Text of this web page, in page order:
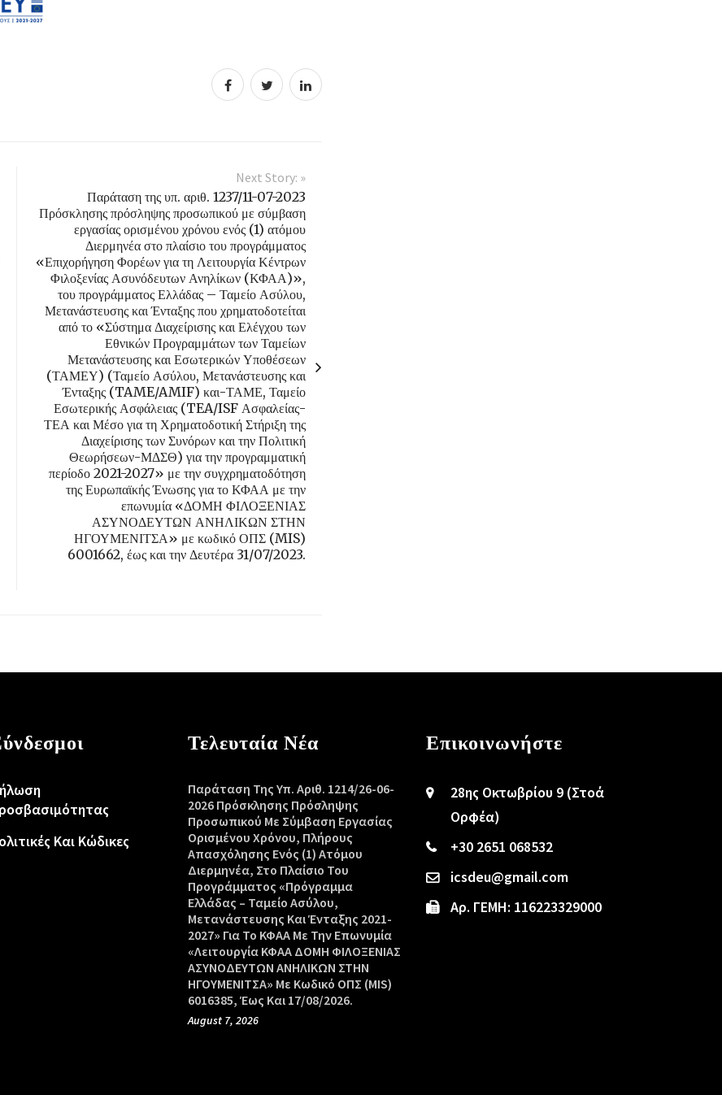
Next Story: »
Παράταση της υπ. αριθ. 1237/11-07-2023
Πρόσκλησης πρόσληψης προσωπικού με σύμβαση
εργασίας ορισμένου χρόνου ενός (1) ατόμου
Διερμηνέα στο πλαίσιο του προγράμματος
«Επιχορήγηση Φορέων για τη Λειτουργία Κέντρων
Φιλοξενίας Ασυνόδευτων Ανηλίκων (ΚΦΑΑ)»,
του προγράμματος Ελλάδας – Ταμείο Ασύλου,
Μετανάστευσης και Ένταξης που χρηματοδοτείται
από το «Σύστημα Διαχείρισης και Ελέγχου των
Εθνικών Προγραμμάτων των Ταμείων
Μετανάστευσης και Εσωτερικών Υποθέσεων
(ΤΑΜΕΥ) (Ταμείο Ασύλου, Μετανάστευσης και
Ένταξης (TAME/AMIF) και-ΤΑΜΕ, Ταμείο
Εσωτερικής Ασφάλειας (TEA/ISF Ασφαλείας-
ΤΕΑ και Μέσο για τη Χρηματοδοτική Στήριξη της
Διαχείρισης των Συνόρων και την Πολιτική
Θεωρήσεων-ΜΔΣΘ) για την προγραμματική
περίοδο 2021-2027» με την συγχρηματοδότηση
της Ευρωπαϊκής Ένωσης για το ΚΦΑΑ με την
επωνυμία «ΔΟΜΗ ΦΙΛΟΞΕΝΙΑΣ
ΑΣΥΝΟΔΕΥΤΩΝ ΑΝΗΛΙΚΩΝ ΣΤΗΝ
ΗΓΟΥΜΕΝΙΤΣΑ» με κωδικό ΟΠΣ (MIS)
6001662, έως και την Δευτέρα 31/07/2023.
Και Κώδικες
Τελευταία Νέα
Παράταση Της Υπ. Αριθ. 1214/26-06-
2026 Πρόσκλησης Πρόσληψης
Προσωπικού Με Σύμβαση Εργασίας
Ορισμένου Χρόνου, Πλήρους
Απασχόλησης Ενός (1) Ατόμου
Διερμηνέα, Στο Πλαίσιο Του
Προγράμματος «Πρόγραμμα
Ελλάδας – Ταμείο Ασύλου,
Μετανάστευσης Και Ένταξης 2021-
2027» Για Το ΚΦΑΑ Με Την Επωνυμία
«Λειτουργία ΚΦΑΑ ΔΟΜΗ ΦΙΛΟΞΕΝΙΑΣ
ΑΣΥΝΟΔΕΥΤΩΝ ΑΝΗΛΙΚΩΝ ΣΤΗΝ
ΗΓΟΥΜΕΝΙΤΣΑ» Με Κωδικό ΟΠΣ (MIS)
6016385, Έως Και 17/08/2026.
August 7, 2026
Επικοινωνήστε
28ης Οκτωβρίου 9 (Στοά
Ορφέα)
+30 2651 068532
icsdeu@gmail.com
Αρ. ΓΕΜΗ: 116223329000